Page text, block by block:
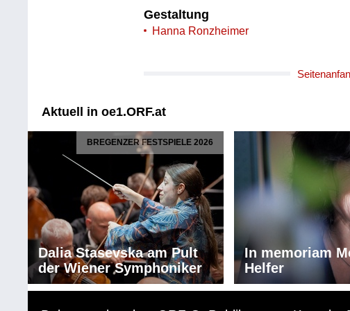
Gestaltung
Hanna Ronzheimer
Aktuell in oe1.ORF.at
BREGENZER FESTSPIELE 2026
Dalia Stasevska am Pult
der Wiener Symphoniker
In memoriam
Helfer